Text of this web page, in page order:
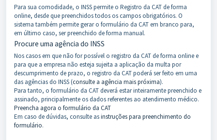
Para sua comodidade, o INSS permite o Registro da CAT de forma
online, desde que preenchidos todos os campos obrigatórios. O
sistema também permite gerar o formulário da CAT em branco para,
em último caso, ser preenchido de forma manual.
Procure uma agência do INSS
Nos casos em que não for possível o registro da CAT de forma online e
para que a empresa não esteja sujeita a aplicação da multa por
descumprimento de prazo, o registro da CAT poderá ser feito em uma
das agências do INSS (consulte a agência mais próxima).
Para tanto, o formulário da CAT deverá estar inteiramente preenchido e
assinado, principalmente os dados referentes ao atendimento médico.
Preencha agora o formulário da CAT
Em caso de dúvidas, consulte asinstruções para preenchimento do
formulário.